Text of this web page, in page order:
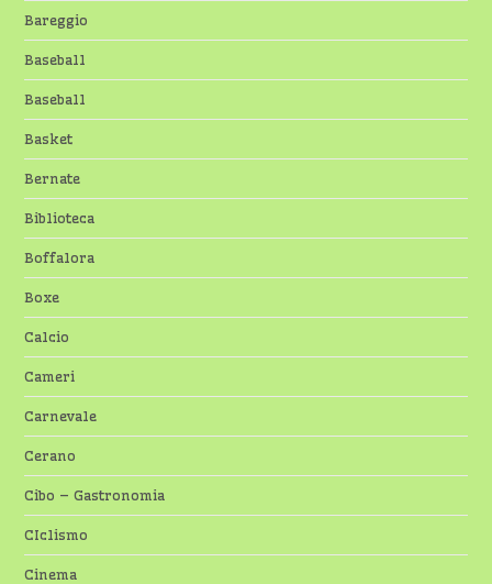
Bareggio
Baseball
Baseball
Basket
Bernate
Biblioteca
Boffalora
Boxe
Calcio
Cameri
Carnevale
Cerano
Cibo – Gastronomia
CIclismo
Cinema